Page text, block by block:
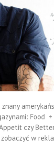
Food +
czy
w